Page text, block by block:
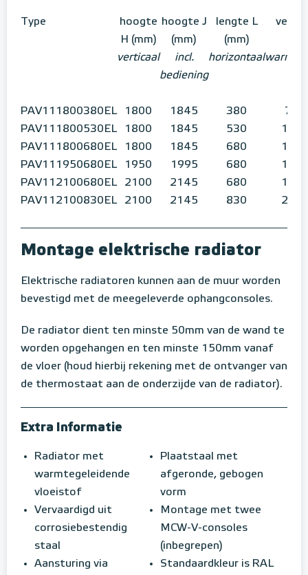
Type
hoogte
H (mm)
hoogte J
(mm)
lengte L
(mm)
verticaal
incl.
bediening
horizontaal
PAV111800380EL 1800 1845 380
750
PAV111800530EL
1800 1845 530
PAV111800680EL
1800 1845 680
PAV111950680EL
1950 1995 680
PAV112100680EL
2100 2145 680
PAV112100830EL
2100 2145 830
Montage elektrische radiator
Elektrische radiatoren kunnen aan de muur worden
bevestigd met de meegeleverde ophangconsoles.
De radiator dient ten minste 50mm van de wand te
worden opgehangen en ten minste 150mm vanaf
de vloer (houd hierbij rekening met de ontvanger van
de thermostaat aan de onderzijde van de radiator).
Extra Informatie
Radiator met
warmtegeleidende
vloeistof
Vervaardigd uit
corrosiebestendig
staal
Aansturing via
Plaatstaal met
afgeronde, gebogen
vorm
Montage met twee
MCW-V-consoles
(inbegrepen)
Standaardkleur is RAL